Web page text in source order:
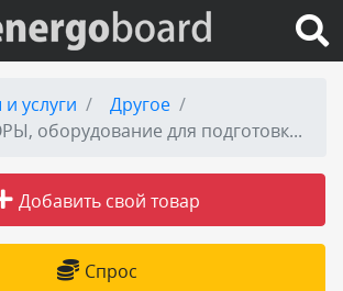
услуги
Другое
КОМПРЕССОРЫ, оборудование для подготовки воздуха и др.
Добавить свой товар
Спрос